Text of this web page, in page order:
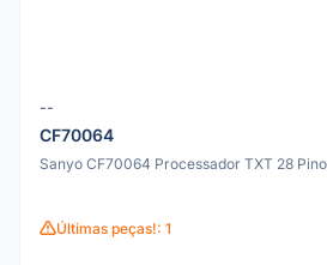
--
CF70064
Sanyo CF70064 Processador TXT 28
Últimas peças!: 1